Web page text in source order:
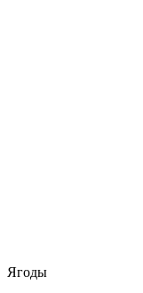
Ягоды